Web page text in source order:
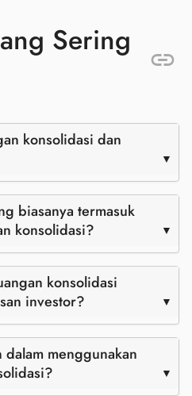
Sering
konsolidasi dan
biasanya termasuk
konsolidasi?
konsolidasi
investor?
menggunakan